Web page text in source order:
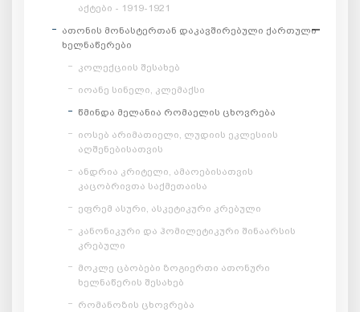
აქტები - 1919-1921
ათონის მონასტერთან დაკავშირებული ქართული
ხელნაწერები
კოლექციის შესახებ
იოანე სინელი, კლემაქსი
წმინდა მელანია რომაელის ცხოვრება
იოსებ არიმათიელი, ლუდიის ეკლესიის
აღშენებისათვის
ანდრია კრიტელი, ამაოებისათვის
კაცობრივთა საქმეთაისა
ეფრემ ასური, ასკეტიკური კრებული
კანონიკური და ჰომილეტიკური შინაარსის
კრებული
მოკლე ცბობები ზოგიერთი ათონური
ხელნაწერის შესახებ
რომანოზის ცხოვრება